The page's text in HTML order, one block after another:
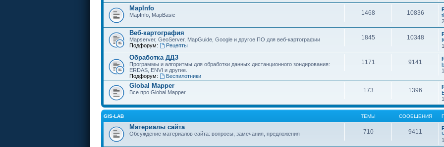
MapInfo
MapInfo, MapBasic 1468 10836
Веб-картография
Mapserver, GeoServer, MapGuide, Google и другое ПО для веб-картографии
Подфорум:
Рецепты
1845 10348
Обработка ДДЗ
Программы и алгоритмы для обработки данных дистанционного зондирования:
ERDAS, ENVI и другие.
Подфорум:
Беспилотники
1171 9141
Global Mapper
Все про Global Mapper 173 1396
GIS-LAB ТЕМЫ СООБЩЕНИЯ
Материалы сайта
Обсуждение материалов сайта: вопросы, замечания, предложения 710 9411